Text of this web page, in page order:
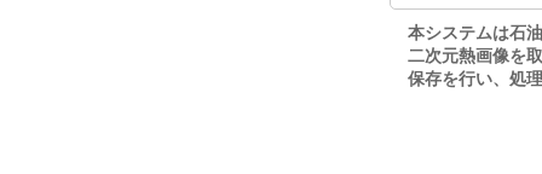
本システムは石
二次元熱画像を
保存を行い、処